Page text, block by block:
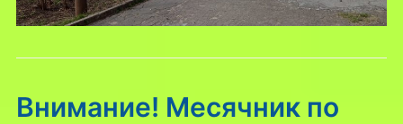
Внимание! Месячник по